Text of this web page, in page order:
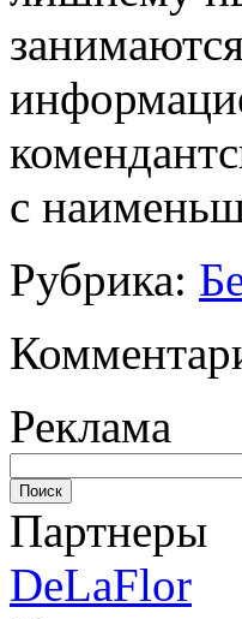
с
Рубрика:
Реклама
Партнеры
DeLaFlor